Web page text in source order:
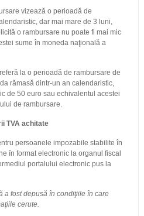
vizează o perioadă de
dar mai mare de 3 luni,
o rambursare nu poate fi mai mic
sume în moneda naţională a
la o perioadă de rambursare de
rămasă dintr-un an calendaristic,
de 50 euro sau echivalentul acestei
de rambursare.
TVA achitate
persoanele impozabile stabilite în
în format electronic la organul fiscal
portalului electronic pus la
a fost depusă în condiţiile în care
cerute.